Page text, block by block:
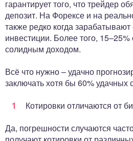
гарантирует того, что трейдер
депозит. На Форексе и на
также редко когда
инвестиции. Более того, 15–25%
солидным доходом.
Всё что нужно – удачно
заключать хотя бы 60% удачных
Котировки отличаются от
Да, погрешности случаются